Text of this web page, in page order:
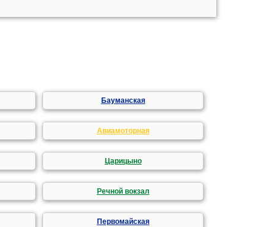
Бауманская
Авиамоторная
Царицыно
Речной вокзал
Первомайская